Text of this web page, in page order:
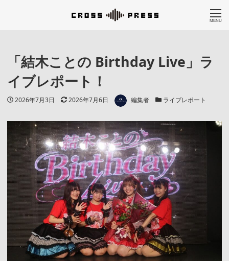
MENU
「結木ことの Birthday Live」ラ
イブレポート！
投稿日
2026年7月3日 更新日
2026年7月6日 著者 編集者 カテゴリー
ライブレポート